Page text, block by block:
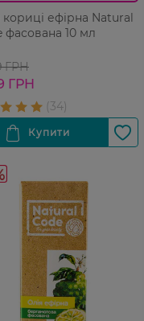
кориці ефірна Natural
фасована 10 мл
ГРН
ГРН